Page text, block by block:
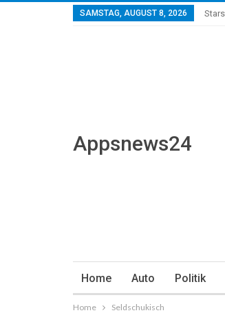
SAMSTAG, AUGUST 8, 2026
Appsnews24
Home Auto Politik
Home Seldschukisch